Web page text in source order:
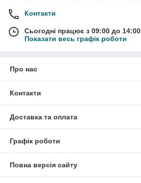
Контакти
Сьогодні працює з 09:00 до 14:00
Показати весь графік роботи
Про нас
Контакти
Доставка та оплата
Графік роботи
Повна версія сайту